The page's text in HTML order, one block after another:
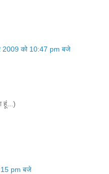
2009 को 10:47 pm बजे
हूं...)
pm बजे